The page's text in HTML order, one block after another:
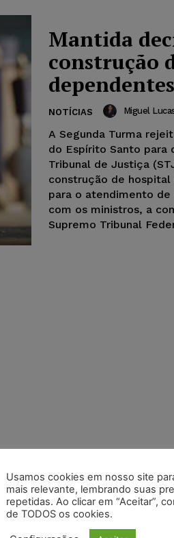
Mantida
construção
NOTÍCIAS Miguel
A Segunda Turma
do Espírito Santo para
Tribunal de Justiça
construção de
para o atendimento
com os ministros, a
Supremo Tribunal
Usamos cookies em nosso site
mais relevante, lembrando suas
repetidas. Ao clicar em “Aceitar”,
de TODOS os cookies.